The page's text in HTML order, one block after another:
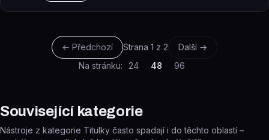
← Předchozí Strana 1 z 2
Další →
Na stránku:
24 48 96
Související kategorie
Nástroje z kategorie Titulky často spadají i do těchto oblastí –